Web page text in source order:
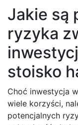
Jakie są
ryzyka
stoisko
Choć inwestycja
wiele korzyści,
potencjalnych